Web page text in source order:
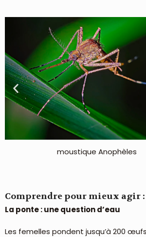
moustique Culex
Comprendre pour mieux agir
La ponte : une question d’eau
Les femelles pondent jusqu’à 200